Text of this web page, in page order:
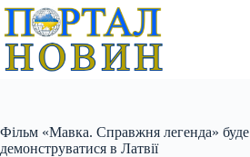
Перейти
вмісту
Фільм «Мавка. Справжня легенда» буде
демонструватися в Латвії